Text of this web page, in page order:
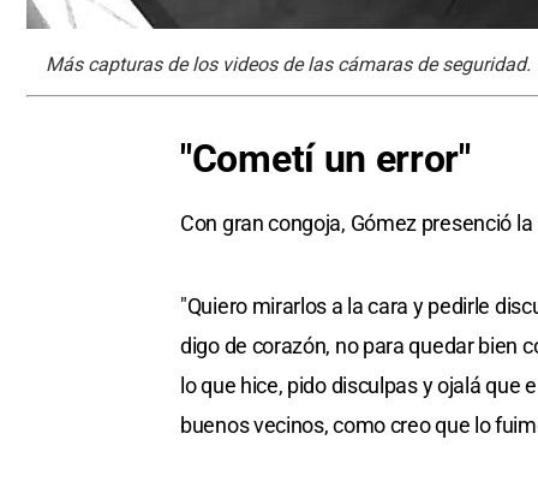
Más capturas de los videos de las cámaras de seguridad.
"Cometí un error"
Con gran congoja, Gómez presenció
"Quiero mirarlos a la cara y pedirle
digo de corazón, no para quedar bien
lo que hice, pido disculpas y ojalá que
buenos vecinos, como creo que lo